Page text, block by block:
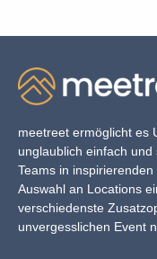
meetreet ermöglicht es
unglaublich einfach
Teams in
Auswahl an Locations
verschiedenste
unvergesslichen Event